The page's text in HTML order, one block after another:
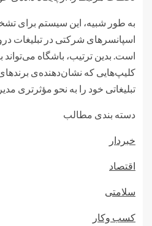
به طور شبیه، این سیستم برای
اسپانسرهای شرکتی در تبلیغات
است. بدین ترتیب، باشگاه می‌تواند
کلیپ‌هایی که نشان‌دهنده‌ی
تبلیغاتی خود را به نحو مؤثرتری
دسته بندی مطالب
خبردار
اقتصاد
سلامتی
کسب وکار